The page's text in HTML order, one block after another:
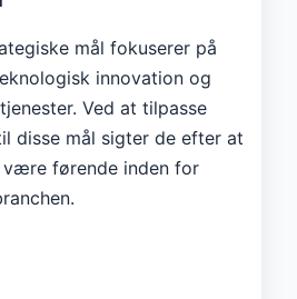
mål fokuserer på
innovation og
Ved at tilpasse
disse mål sigter de efter at
førende inden for